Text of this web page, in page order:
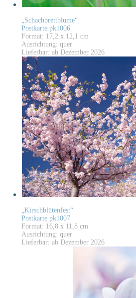
„Schachbrettblume“
Postkarte pk1006
Format: 17,2 x 12,1 cm
Ausrichtung: quer
Lieferbar: ab Dezember 2026
„Kirschblütenfest“
Postkarte pk1007
Format: 16,8 x 11,8 cm
Ausrichtung: quer
Lieferbar: ab Dezember 2026